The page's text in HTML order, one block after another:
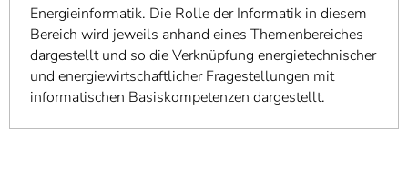
Energieinformatik. Die Rolle der Informatik in diesem
Bereich wird jeweils anhand eines Themenbereiches
dargestellt und so die Verknüpfung energietechnischer
und energiewirtschaftlicher Fragestellungen mit
informatischen Basiskompetenzen dargestellt.